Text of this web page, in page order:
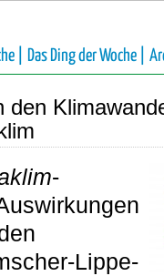
| Das Ding der Woche |
den
-
Lippe-